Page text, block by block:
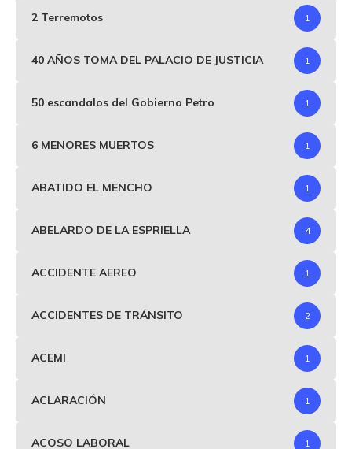
2 Terremotos 1
40 AÑOS TOMA DEL PALACIO DE JUSTICIA 1
50 escandalos del Gobierno Petro 1
6 MENORES MUERTOS 1
ABATIDO EL MENCHO 1
ABELARDO DE LA ESPRIELLA 4
ACCIDENTE AEREO 1
ACCIDENTES DE TRÁNSITO 2
ACEMI 1
ACLARACIÓN 1
ACOSO LABORAL 1